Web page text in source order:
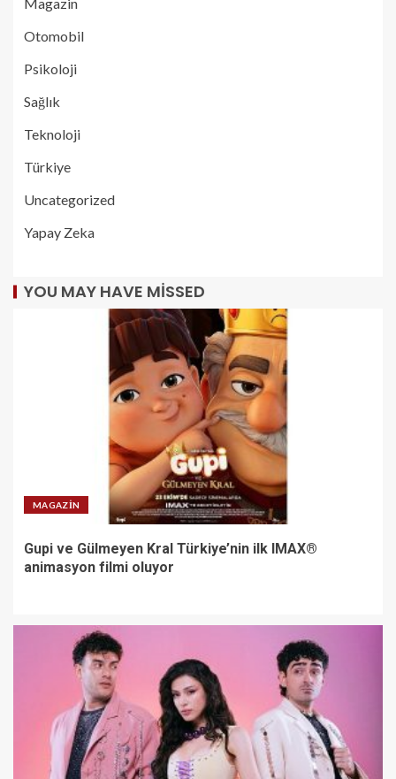
Otomobil
Psikoloji
Sağlık
Teknoloji
Türkiye
Uncategorized
Yapay Zeka
YOU MAY HAVE MISSED
MAGAZIN
Gupi ve Gülmeyen Kral Türkiye’nin ilk IMAX®
animasyon filmi oluyor